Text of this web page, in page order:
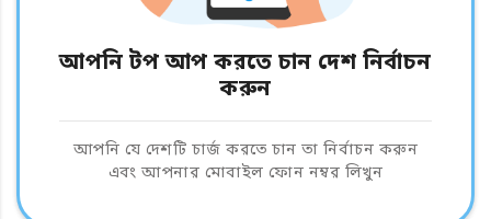
আপনি টপ আপ করতে চান দেশ নির্বাচন
করুন
আপনি যে দেশটি চার্জ করতে চান তা নির্বাচন করুন
এবং আপনার মোবাইল ফোন নম্বর লিখুন